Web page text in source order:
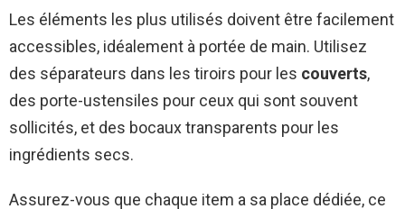
Les éléments les plus utilisés doivent être facilement
accessibles, idéalement à portée de main. Utilisez
des séparateurs dans les tiroirs pour les couverts,
des porte-ustensiles pour ceux qui sont souvent
sollicités, et des bocaux transparents pour les
ingrédients secs.
Assurez-vous que chaque item a sa place dédiée, ce